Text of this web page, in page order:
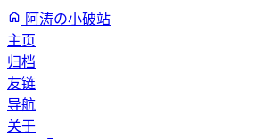
阿涛の小破站
主页
归档
友链
导航
关于